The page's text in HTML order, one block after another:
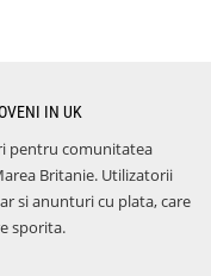
IN UK
pentru comunitatea
Britanie. Utilizatorii
si anunturi cu plata, care
sporita.